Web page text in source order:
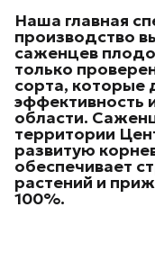
Наша главная
производство
саженцев
только
сорта, которые
эффективность
области.
территории
развитую
обеспечивает
растений и
100%.